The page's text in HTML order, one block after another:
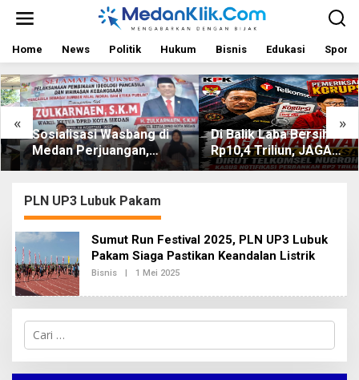
t
i
k
e
o
n
Home News Politik Hukum Bisnis Edukasi Sport
« »
Sosialisasi Wasbang di
Medan Perjuangan,
Zulkarnaen Janji
Bermain Anak
Di Balik Laba Bersih
Rp10,4 Triliun, JAGA
MARWAH Desak KPK
PLN UP3 Lubuk Pakam
Sumut Run Festival 2025, PLN UP3 Lubuk
Pakam Siaga Pastikan Keandalan Listrik
Bisnis | 1 Mei 2025
E
H
A
K
S
C
i